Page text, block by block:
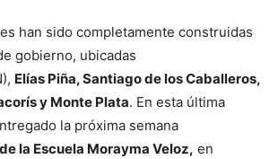
han sido completamente construidas
gobierno, ubicadas
Elías Piña, Santiago de los Caballeros,
y Monte Plata. En esta última
la próxima semana
la Escuela Morayma Veloz, en